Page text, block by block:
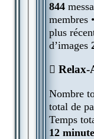
844
membres
plus
d’images
Relax-
Nombre
total de
Temps
12